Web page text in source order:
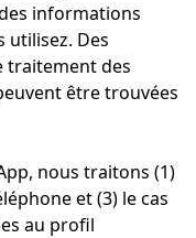
informations
utilisez. Des
traitement des
être trouvées
nous traitons (1)
et (3) le cas
au profil